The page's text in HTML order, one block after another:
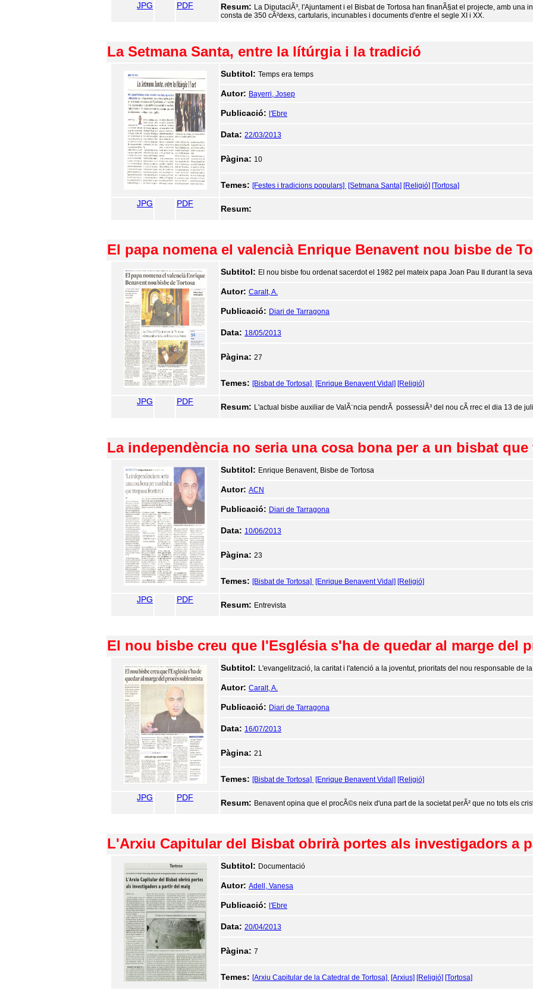
JPG PDF Resum: La DiputaciÃ³, l'Ajuntament i el Bisbat de Tortosa han finanÃ§at el projecte, amb una
consta de 350 cÃ²dexs, cartularis, incunables i documents d'entre el segle XI i XX.
La Setmana Santa, entre la lítúrgia i la tradició
Subtitol: Temps era temps
Autor: Bayerri, Josep
Publicació: l'Ebre
Data: 22/03/2013
Pàgina: 10
Temes: [Festes i tradicions populars] [Setmana Santa] [Religió] [Tortosa]
JPG PDF
Resum:
El papa nomena el valencià Enrique Benavent nou bisbe de
Subtitol: El nou bisbe fou ordenat sacerdot el 1982 pel mateix papa Joan Pau II durant la
Autor: Caralt, A.
Publicació: Diari de Tarragona
Data: 18/05/2013
Pàgina: 27
Temes: [Bisbat de Tortosa] [Enrique Benavent Vidal] [Religió]
JPG PDF
Resum: L'actual bisbe auxiliar de ValÃ¨ncia pendrÃ possessiÃ³ del nou cÃ rrec el dia 13 de
La independència no seria una cosa bona per a un bisbat
Subtitol: Enrique Benavent, Bisbe de Tortosa
Autor: ACN
Publicació: Diari de Tarragona
Data: 10/06/2013
Pàgina: 23
Temes: [Bisbat de Tortosa] [Enrique Benavent Vidal] [Religió]
JPG PDF
Resum: Entrevista
El nou bisbe creu que l'Església s'ha de quedar al marge del
Subtitol: L'evangelització, la caritat i l'atenció a la joventut, prioritats del nou responsable de
Autor: Caralt, A.
Publicació: Diari de Tarragona
Data: 16/07/2013
Pàgina: 21
Temes: [Bisbat de Tortosa] [Enrique Benavent Vidal] [Religió]
JPG PDF
Resum: Benavent opina que el procÃ©s neix d'una part de la societat perÃ² que no tots els
L'Arxiu Capitular del Bisbat obrirà portes als investigadors a
Subtitol: Documentació
Autor: Adell, Vanesa
Publicació: l'Ebre
Data: 20/04/2013
Pàgina: 7
Temes: [Arxiu Capitular de la Catedral de Tortosa] [Arxius] [Religió] [Tortosa]